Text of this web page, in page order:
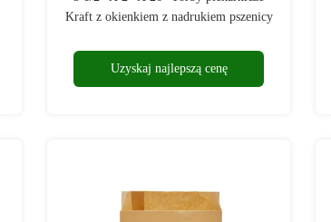
Kraft z okienkiem z nadrukiem pszenicy
Uzyskaj najlepszą cenę